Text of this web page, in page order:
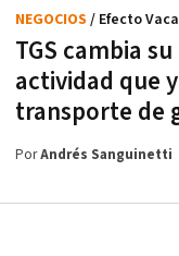
TGS cambia
actividad que
transporte de
NEGOCIOS / Efecto
PorAndrés Sanguinetti